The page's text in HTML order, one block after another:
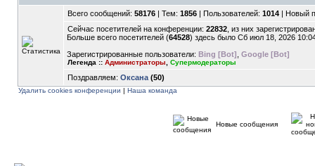
Всего сообщений: 58176 | Тем: 1856 | Пользователей: 1014 | Новый
Сейчас посетителей на конференции: 22832 , из них
Больше всего посетителей (64528) здесь было Сб июл 18, 2026
Зарегистрированные пользователи: Bing [Bot] Google [Bot]
Легенда :: Администраторы Супермодераторы
Поздравляем: Оксана (50)
Удалить cookies конференции | Наша команда
Новые сообщения